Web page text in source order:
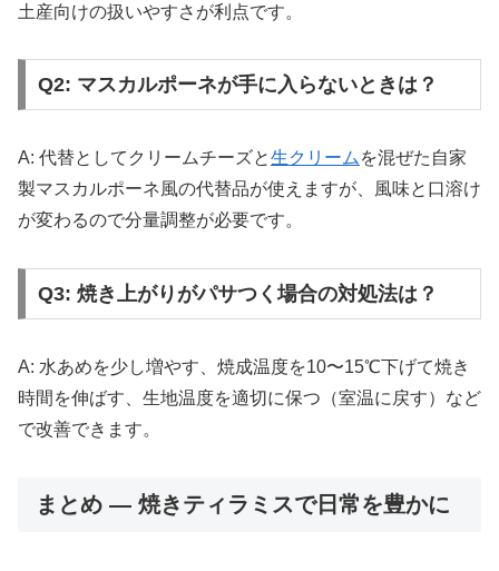
土産向けの扱いやすさが利点です。
Q2: マスカルポーネが手に入らないときは？
A: 代替としてクリームチーズと生クリーム を混ぜた自家
製マスカルポーネ風の代替品が使えますが、風味と口溶け
が変わるので分量調整が必要です。
Q3: 焼き上がりがパサつく場合の対処法は？
A: 水あめを少し増やす、焼成温度を10〜15℃下げて焼き
時間を伸ばす、生地温度を適切に保つ（室温に戻す）など
で改善できます。
まとめ — 焼きティラミスで日常を豊かに